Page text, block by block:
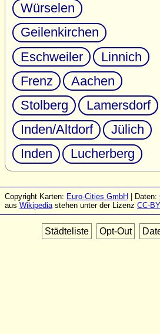
Würselen
Geilenkirchen
Eschweiler
Linnich
Frenz
Aachen
Stolberg
Lamersdorf
Inden/Altdorf
Jülich
Inden
Lucherberg
Copyright Karten: Euro-Cities GmbH | Daten:
aus Wikipediastehen unter der Lizenz CC-
Städteliste Opt-Out